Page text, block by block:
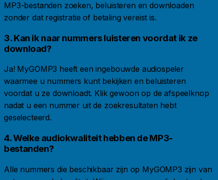
MP3-bestanden zoeken, beluisteren en downloaden
zonder dat registratie of betaling vereist is.
3. Kan ik naar nummers luisteren voordat ik ze
download?
Ja! MyGOMP3 heeft een ingebouwde audiospeler
waarmee u nummers kunt bekijken en beluisteren
voordat u ze downloadt. Klik gewoon op de afspeelknop
nadat u een nummer uit de zoekresultaten hebt
geselecteerd.
4. Welke audiokwaliteit hebben de MP3-
bestanden?
Alle nummers die beschikbaar zijn op MyGOMP3 zijn van